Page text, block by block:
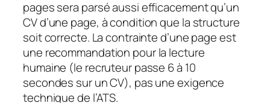
pages sera parsé aussi efficacement qu’un
CV d’une page, à condition que la structure
soit correcte. La contrainte d’une page est
une recommandation pour la lecture
humaine (le recruteur passe 6 à 10
secondes sur un CV), pas une exigence
technique de l’ATS.